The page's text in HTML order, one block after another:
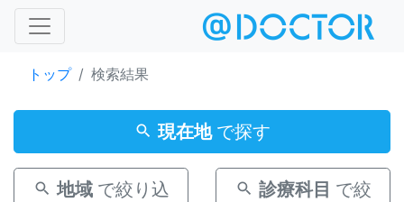
トップ 検索結果
現在地 で探す
地域 で絞り込
診療科目 で絞